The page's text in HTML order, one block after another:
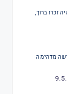
זכרו ברוך,
מדהימה